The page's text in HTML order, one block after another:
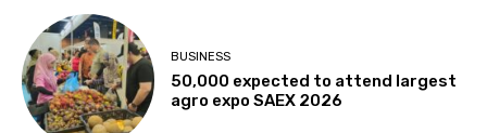
BUSINESS
50,000 expected to attend largest
agro expo SAEX 2026